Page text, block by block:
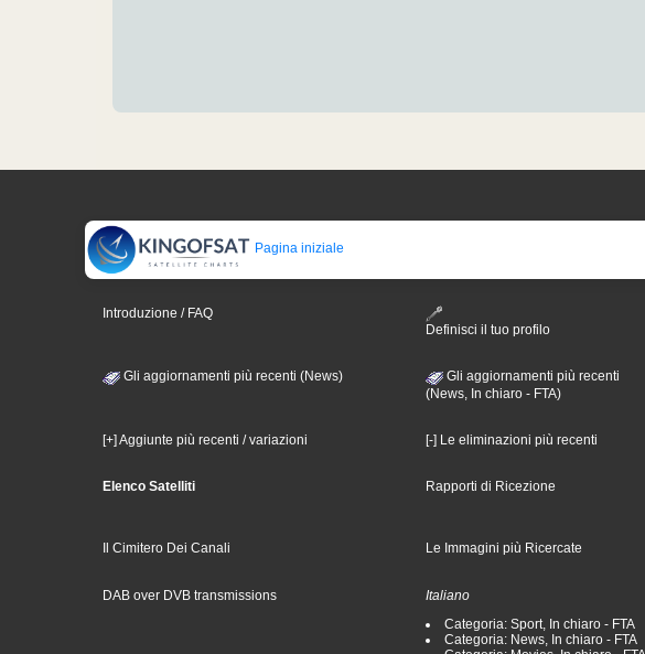
Pagina iniziale
Introduzione / FAQ
Definisci il tuo profilo
Gli aggiornamenti più recenti (News)
Gli aggiornamenti più recenti
(News, In chiaro - FTA)
[+] Aggiunte più recenti / variazioni [-] Le eliminazioni più recenti
Elenco Satelliti Rapporti di Ricezione
Il Cimitero Dei Canali Le Immagini più Ricercate
DAB over DVB transmissions
Italiano
Categoria: Sport, In chiaro - FTA
Categoria: News, In chiaro - FTA